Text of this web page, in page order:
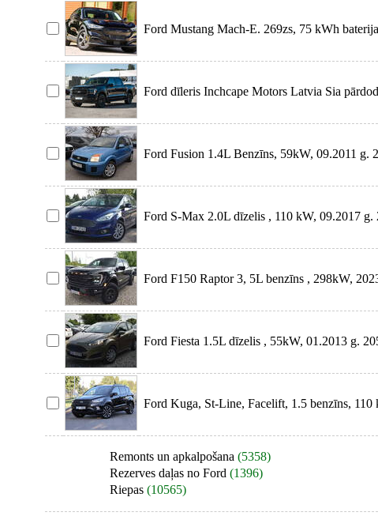
Ford Mustang Mach-E. 269zs, 75 kWh
Ford dīleris Inchcape Motors Latvia Sia
Ford Fusion 1.4L Benzīns, 59kW, 09.2011 g.
Ford S-Max 2.0L dīzelis , 110 kW, 09.2017 g.
Ford F150 Raptor 3, 5L benzīns , 298kW,
Ford Fiesta 1.5L dīzelis , 55kW, 01.2013 g.
Ford Kuga, St-Line, Facelift, 1.5 benzīns, 110
Remonts un apkalpošana (5358)
Rezerves daļas no Ford (1396)
Riepas (10565)